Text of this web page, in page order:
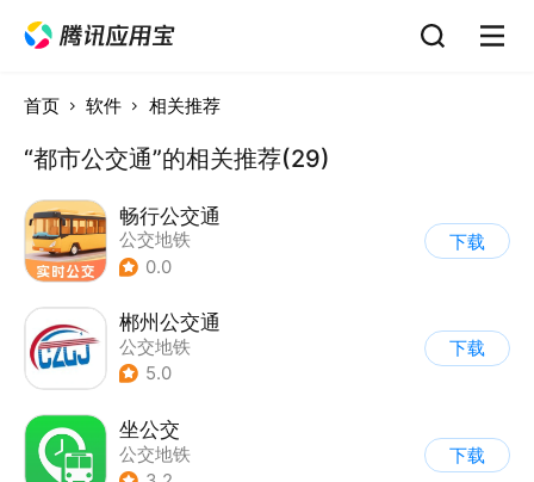
首页 软件 相关推荐
“都市公交通”的相关推荐(29)
畅行公交通
公交地铁
0.0
下载
郴州公交通
公交地铁
5.0
下载
坐公交
公交地铁
下载